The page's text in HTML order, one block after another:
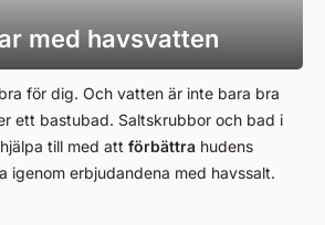
med havsvatten
för dig. Och vatten är inte bara bra
ett bastubad. Saltskrubbor och bad i
till med att förbättra hudens
igenom erbjudandena med havssalt.